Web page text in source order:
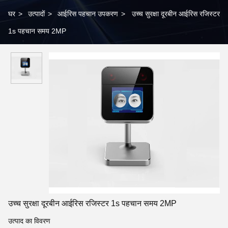
घर > उत्पादों > आईरिस पहचान उपकरण > उच्च सुरक्षा दूरबीन आईरिस रजिस्टर
1s पहचान समय 2MP
उच्च सुरक्षा दूरबीन आईरिस रजिस्टर 1s पहचान समय 2MP
उत्पाद का विवरण